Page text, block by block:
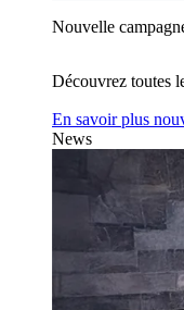
Nouvelle
Découvrez toutes
En savoir plus
News